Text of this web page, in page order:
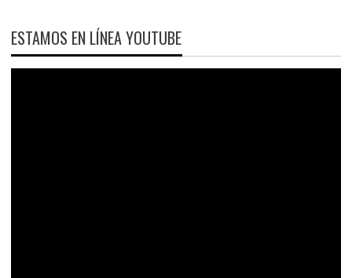
ESTAMOS EN LÍNEA YOUTUBE